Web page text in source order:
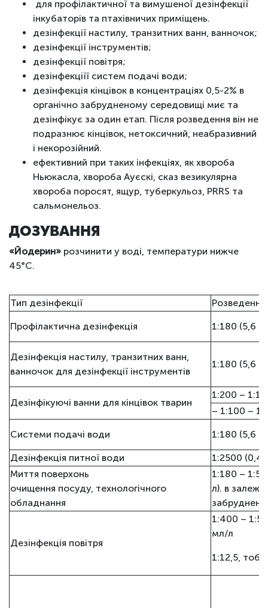
для профілактичної та вимушеної дезінфекції
інкубаторів та птахівничих приміщень.
дезінфекції настилу, транзитних ванн, ванночок;
дезінфекції інструментів;
дезінфекції повітря;
дезінфекціїї систем подачі води;
дезінфекція кінцівок в концентраціях 0,5-2% в
органічно забрудненому середовищі миє та
дезінфікує за один етап. Після розведення він не
подразнює кінцівок, нетоксичний, неабразивний
і некорозійний.
ефективний при таких інфекціях, як хвороба
Ньюкасла, хвороба Ауєскі, сказ везикулярна
хвороба поросят, ящур, туберкульоз, PRRS та
сальмонельоз.
ДОЗУВАННЯ
«Йодерин» розчинити у воді, температури нижче
45°C.
Тип дезінфекції Розведення
Профілактична дезінфекція 1:180 (5,6
Дезінфекція настилу, транзитних ванн,
ванночок для дезінфекції інструментів
1:180 (5,6
Дезінфікуючі ванни для кінцівок тварин
1:200 –
– 1:100 –
Системи подачі води 1:180 (5,6
Дезінфекція питної води
1:2500 (0,4
Mиття поверхонь
очищення посуду, технологічного
обладнання
1:180 –
л). в
Дезінфекція повітря
1:400 –
мл/л
1:12,5,